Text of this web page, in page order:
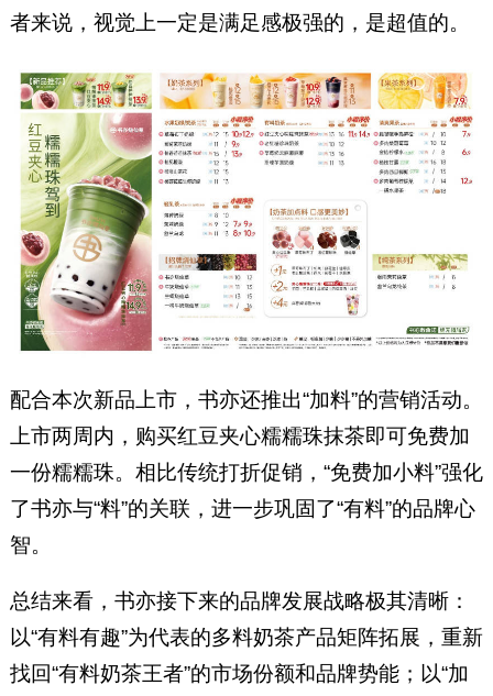
者来说，视觉上一定是满足感极强的，是超值的。
配合本次新品上市，书亦还推出“加料”的营销活动。
上市两周内，购买红豆夹心糯糯珠抹茶即可免费加
一份糯糯珠。相比传统打折促销，“免费加小料”强化
了书亦与“料”的关联，进一步巩固了“有料”的品牌心
智。
总结来看，书亦接下来的品牌发展战略极其清晰：
以“有料有趣”为代表的多料奶茶产品矩阵拓展，重新
找回“有料奶茶王者”的市场份额和品牌势能；以“加